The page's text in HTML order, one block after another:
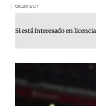
08:26 ECT
Si está interesado en